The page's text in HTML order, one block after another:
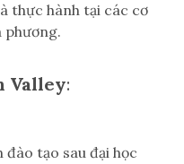
thực hành tại các cơ
phương.
Valley:
tạo sau đại học